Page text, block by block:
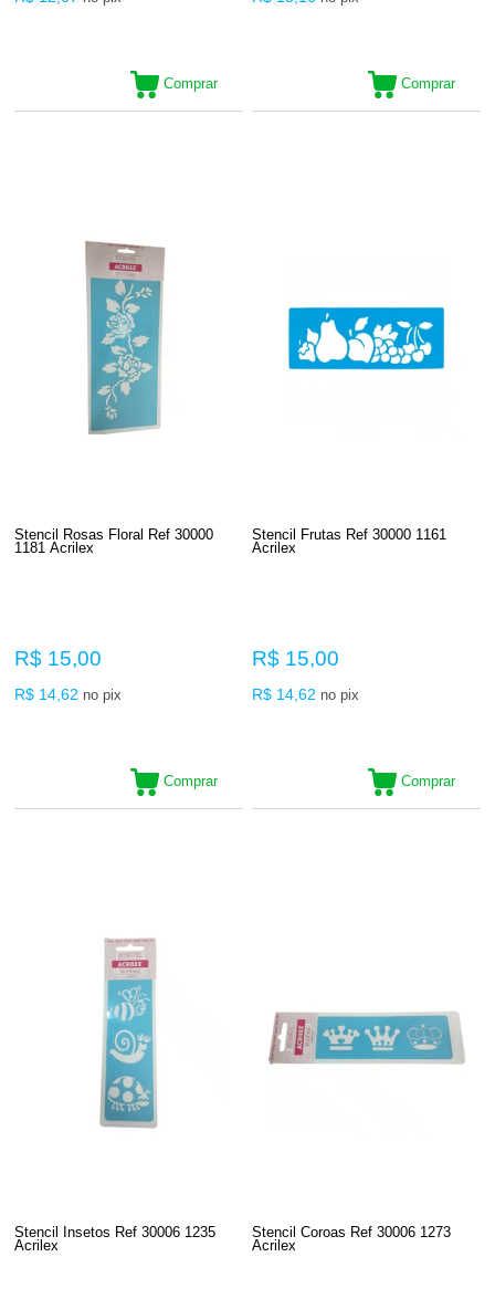
Comprar Comprar
Stencil Rosas Floral Ref 30000
1181 Acrilex
R$ 15,00
R$ 14,62 no pix
Comprar
Stencil Frutas Ref 30000 1161
Acrilex
R$ 15,00
R$ 14,62 no pix
Comprar
Stencil Insetos Ref 30006 1235
Acrilex
Stencil Coroas Ref 30006 1273
Acrilex